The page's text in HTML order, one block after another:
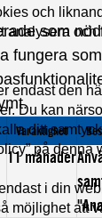
och
analysera
endast den
Du kan
ditt
på denna
i din
möjlighet att
som
fungera
Varaktighet
11 månader